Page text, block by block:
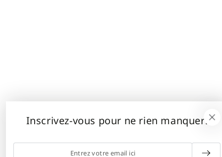
Inscrivez-vous pour ne rien manquer!